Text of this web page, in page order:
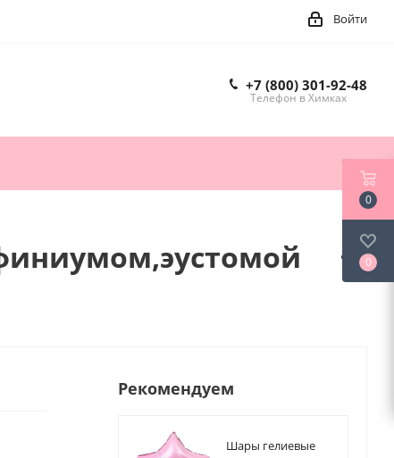
Войти
+7 (800) 301-92-48
Телефон в Химках
Рекомендуем
Шары гелиевые
0
0